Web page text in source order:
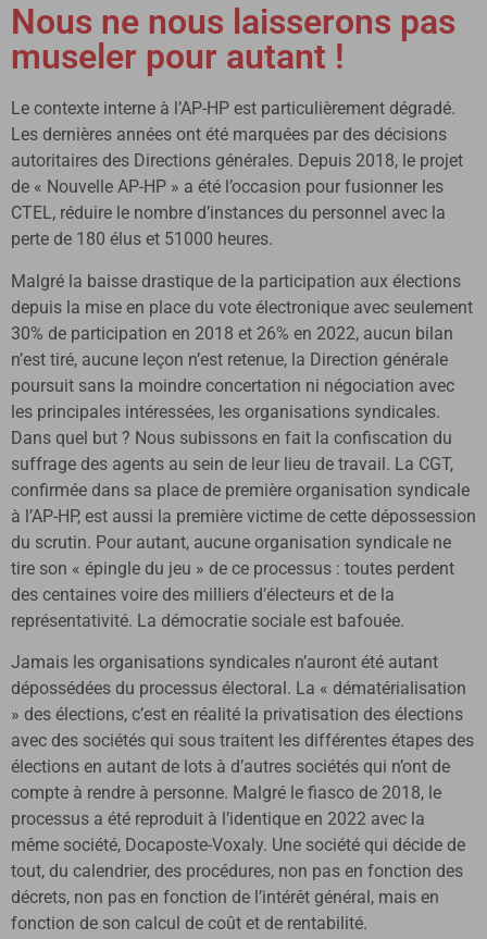
Nous ne nous laisserons pas
museler pour autant !
Le contexte interne à l’AP-HP est particulièrement dégradé.
Les dernières années ont été marquées par des décisions
autoritaires des Directions générales. Depuis 2018, le projet
de « Nouvelle AP-HP » a été l’occasion pour fusionner les
CTEL, réduire le nombre d’instances du personnel avec la
perte de 180 élus et 51000 heures.
Malgré la baisse drastique de la participation aux élections
depuis la mise en place du vote électronique avec seulement
30% de participation en 2018 et 26% en 2022, aucun bilan
n’est tiré, aucune leçon n’est retenue, la Direction générale
poursuit sans la moindre concertation ni négociation avec
les principales intéressées, les organisations syndicales.
Dans quel but ? Nous subissons en fait la confiscation du
suffrage des agents au sein de leur lieu de travail. La CGT,
confirmée dans sa place de première organisation syndicale
à l’AP-HP, est aussi la première victime de cette dépossession
du scrutin. Pour autant, aucune organisation syndicale ne
tire son « épingle du jeu » de ce processus : toutes perdent
des centaines voire des milliers d’électeurs et de la
représentativité. La démocratie sociale est bafouée.
Jamais les organisations syndicales n’auront été autant
dépossédées du processus électoral. La « dématérialisation
» des élections, c’est en réalité la privatisation des élections
avec des sociétés qui sous traitent les différentes étapes des
élections en autant de lots à d’autres sociétés qui n’ont de
compte à rendre à personne. Malgré le fiasco de 2018, le
processus a été reproduit à l’identique en 2022 avec la
même société, Docaposte-Voxaly. Une société qui décide de
tout, du calendrier, des procédures, non pas en fonction des
décrets, non pas en fonction de l’intérêt général, mais en
fonction de son calcul de coût et de rentabilité.